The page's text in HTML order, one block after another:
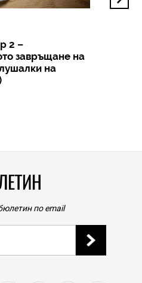
2 –
завръщане на
на
по email